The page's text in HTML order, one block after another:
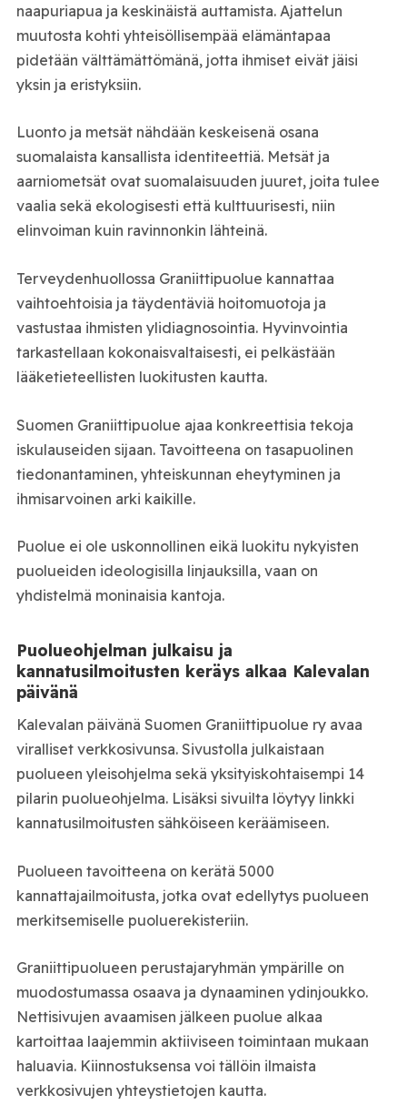
naapuriapua ja keskinäistä auttamista. Ajattelun
muutosta kohti yhteisöllisempää elämäntapaa
pidetään välttämättömänä, jotta ihmiset eivät jäisi
yksin ja eristyksiin.
Luonto ja metsät nähdään keskeisenä osana
suomalaista kansallista identiteettiä. Metsät ja
aarniometsät ovat suomalaisuuden juuret, joita tulee
vaalia sekä ekologisesti että kulttuurisesti, niin
elinvoiman kuin ravinnonkin lähteinä.
Terveydenhuollossa Graniittipuolue kannattaa
vaihtoehtoisia ja täydentäviä hoitomuotoja ja
vastustaa ihmisten ylidiagnosointia. Hyvinvointia
tarkastellaan kokonaisvaltaisesti, ei pelkästään
lääketieteellisten luokitusten kautta.
Suomen Graniittipuolue ajaa konkreettisia tekoja
iskulauseiden sijaan. Tavoitteena on tasapuolinen
tiedonantaminen, yhteiskunnan eheytyminen ja
ihmisarvoinen arki kaikille.
Puolue ei ole uskonnollinen eikä luokitu nykyisten
puolueiden ideologisilla linjauksilla, vaan on
yhdistelmä moninaisia kantoja.
Puolueohjelman julkaisu ja
kannatusilmoitusten keräys alkaa Kalevalan
päivänä
Kalevalan päivänä Suomen Graniittipuolue ry avaa
viralliset verkkosivunsa. Sivustolla julkaistaan
puolueen yleisohjelma sekä yksityiskohtaisempi 14
pilarin puolueohjelma. Lisäksi sivuilta löytyy linkki
kannatusilmoitusten sähköiseen keräämiseen.
Puolueen tavoitteena on kerätä 5000
kannattajailmoitusta, jotka ovat edellytys puolueen
merkitsemiselle puoluerekisteriin.
Graniittipuolueen perustajaryhmän ympärille on
muodostumassa osaava ja dynaaminen ydinjoukko.
Nettisivujen avaamisen jälkeen puolue alkaa
kartoittaa laajemmin aktiiviseen toimintaan mukaan
haluavia. Kiinnostuksensa voi tällöin ilmaista
verkkosivujen yhteystietojen kautta.